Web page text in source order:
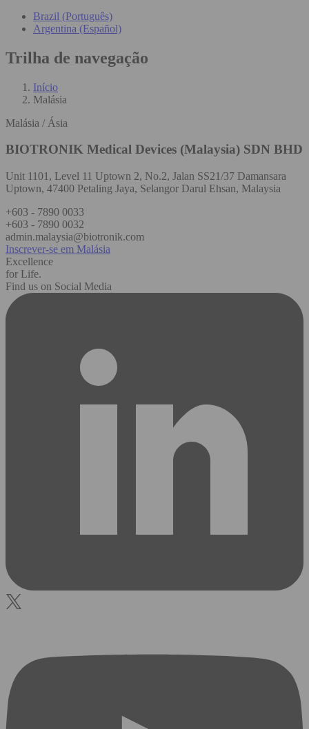
Brazil (Português)
Argentina (Español)
Trilha de navegação
Início
Malásia
Malásia / Ásia
BIOTRONIK Medical Devices (Malaysia) SDN BHD
Unit 1101, Level 11 Uptown 2, No.2, Jalan SS21/37 Damansara
Uptown, 47400 Petaling Jaya, Selangor Darul Ehsan, Malaysia
+603 - 7890 0033
+603 - 7890 0032
admin.malaysia@biotronik.com
Inscrever-se em Malásia
Excellence
for Life.
Find us on Social Media